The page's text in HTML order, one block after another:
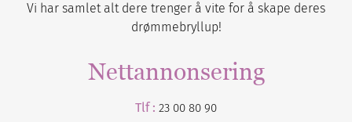
Vi har samlet alt dere trenger å vite for å skape deres
drømmebryllup!
Nettannonsering
Tlf : 23 00 80 90